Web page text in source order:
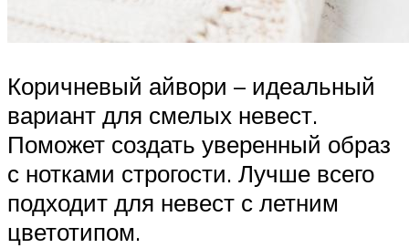
Коричневый айвори – идеальный
вариант для смелых невест.
Поможет создать уверенный образ
с нотками строгости. Лучше всего
подходит для невест с летним
цветотипом.